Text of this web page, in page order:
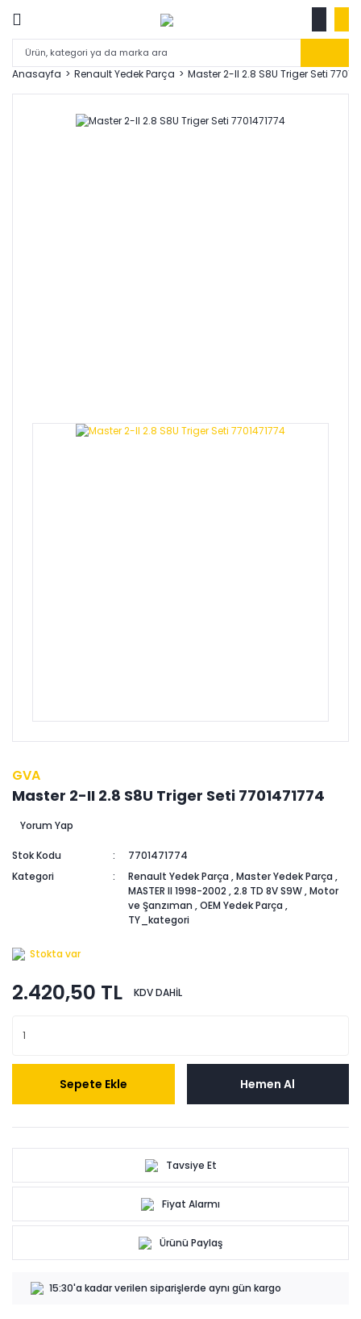
Anasayfa Renault Yedek Parça Master 2-II 2.8 S8U Triger Seti
GVA
Master 2-II 2.8 S8U Triger Seti 7701471774
Yorum Yap
Stok Kodu
7701471774
Kategori
Renault Yedek Parça ,Master Yedek Parça ,
MASTER II 1998-2002 ,2.8 TD 8V S9W,Motor
ve Şanzıman ,OEM Yedek Parça ,
TY_kategori
Stokta var
2.420,50 TL KDV DAHİL
Sepete Ekle Hemen Al
Tavsiye Et
Fiyat Alarmı
Ürünü Paylaş
15:30'a kadar verilen siparişlerde aynı gün kargo